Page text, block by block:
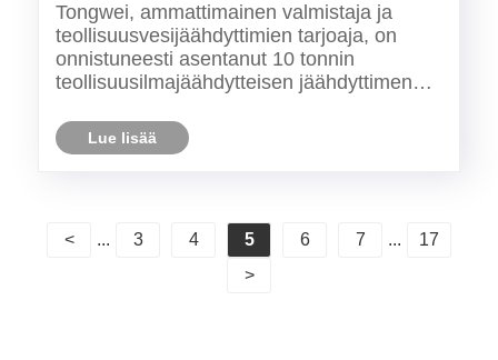
asiakasruokatehtaalla
Tongwei, ammattimainen valmistaja ja
teollisuusvesijäähdyttimien tarjoaja, on
onnistuneesti asentanut 10 tonnin
teollisuusilmajäähdytteisen jäähdyttimen
jalostustehtaalle. Tämä asennus korostaa
Tongwein sitoutumista toimittamaan
Lue lisää
< ... 3 4 5 6 7 ...
17
>